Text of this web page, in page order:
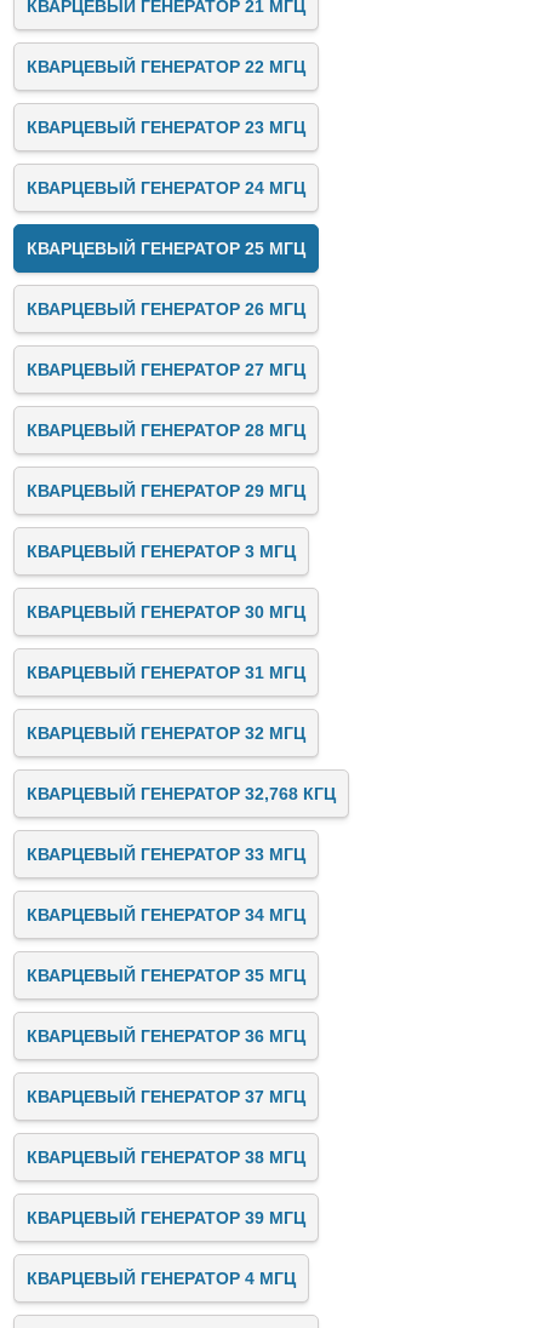
КВАРЦЕВЫЙ ГЕНЕРАТОР 21 МГЦ
КВАРЦЕВЫЙ ГЕНЕРАТОР 22 МГЦ
КВАРЦЕВЫЙ ГЕНЕРАТОР 23 МГЦ
КВАРЦЕВЫЙ ГЕНЕРАТОР 24 МГЦ
КВАРЦЕВЫЙ ГЕНЕРАТОР 25 МГЦ
КВАРЦЕВЫЙ ГЕНЕРАТОР 26 МГЦ
КВАРЦЕВЫЙ ГЕНЕРАТОР 27 МГЦ
КВАРЦЕВЫЙ ГЕНЕРАТОР 28 МГЦ
КВАРЦЕВЫЙ ГЕНЕРАТОР 29 МГЦ
КВАРЦЕВЫЙ ГЕНЕРАТОР 3 МГЦ
КВАРЦЕВЫЙ ГЕНЕРАТОР 30 МГЦ
КВАРЦЕВЫЙ ГЕНЕРАТОР 31 МГЦ
КВАРЦЕВЫЙ ГЕНЕРАТОР 32 МГЦ
КВАРЦЕВЫЙ ГЕНЕРАТОР 32,768 КГЦ
КВАРЦЕВЫЙ ГЕНЕРАТОР 33 МГЦ
КВАРЦЕВЫЙ ГЕНЕРАТОР 34 МГЦ
КВАРЦЕВЫЙ ГЕНЕРАТОР 35 МГЦ
КВАРЦЕВЫЙ ГЕНЕРАТОР 36 МГЦ
КВАРЦЕВЫЙ ГЕНЕРАТОР 37 МГЦ
КВАРЦЕВЫЙ ГЕНЕРАТОР 38 МГЦ
КВАРЦЕВЫЙ ГЕНЕРАТОР 39 МГЦ
КВАРЦЕВЫЙ ГЕНЕРАТОР 4 МГЦ